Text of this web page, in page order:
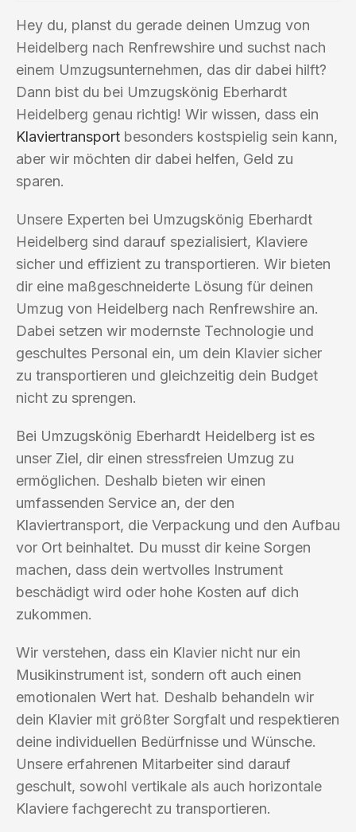
Hey du, planst du gerade deinen Umzug von
Heidelberg nach Renfrewshire und suchst nach
einem Umzugsunternehmen, das dir dabei hilft?
Dann bist du bei Umzugskönig Eberhardt
Heidelberg genau richtig! Wir wissen, dass ein
Klaviertransport besonders kostspielig sein kann,
aber wir möchten dir dabei helfen, Geld zu
sparen.
Unsere Experten bei Umzugskönig Eberhardt
Heidelberg sind darauf spezialisiert, Klaviere
sicher und effizient zu transportieren. Wir bieten
dir eine maßgeschneiderte Lösung für deinen
Umzug von Heidelberg nach Renfrewshire an.
Dabei setzen wir modernste Technologie und
geschultes Personal ein, um dein Klavier sicher
zu transportieren und gleichzeitig dein Budget
nicht zu sprengen.
Bei Umzugskönig Eberhardt Heidelberg ist es
unser Ziel, dir einen stressfreien Umzug zu
ermöglichen. Deshalb bieten wir einen
umfassenden Service an, der den
Klaviertransport, die Verpackung und den Aufbau
vor Ort beinhaltet. Du musst dir keine Sorgen
machen, dass dein wertvolles Instrument
beschädigt wird oder hohe Kosten auf dich
zukommen.
Wir verstehen, dass ein Klavier nicht nur ein
Musikinstrument ist, sondern oft auch einen
emotionalen Wert hat. Deshalb behandeln wir
dein Klavier mit größter Sorgfalt und respektieren
deine individuellen Bedürfnisse und Wünsche.
Unsere erfahrenen Mitarbeiter sind darauf
geschult, sowohl vertikale als auch horizontale
Klaviere fachgerecht zu transportieren.